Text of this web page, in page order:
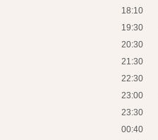
18:10
19:30
20:30
21:30
22:30
23:00
23:30
00:40